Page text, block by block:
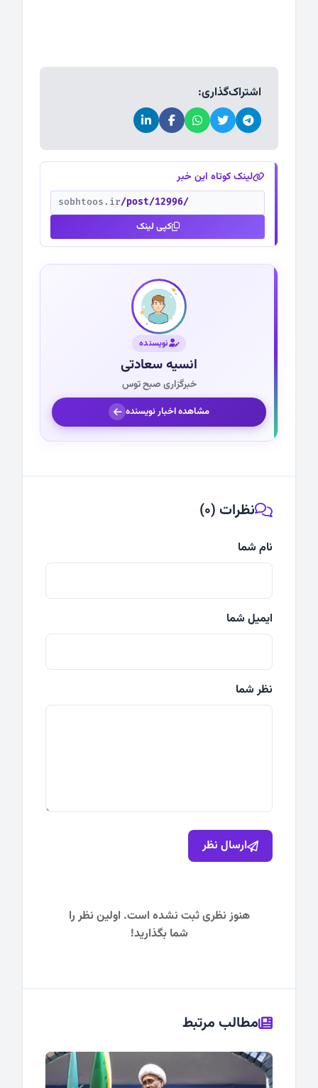
اشتراک‌گذاری:
لینک کوتاه این خبر
sobhtoos.ir/post/12996/
کپی لینک
نویسنده
انسیه سعادتی
خبرگزاری صبح توس
مشاهده اخبار نویسنده
نظرات (0)
نام شما
ایمیل شما
نظر شما
ارسال نظر
هنوز نظری ثبت نشده است. اولین نظر را
شما بگذارید!
مطالب مرتبط